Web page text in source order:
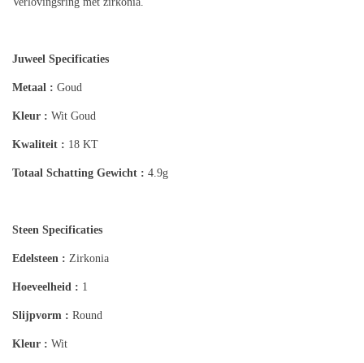
Juweel Specificaties
Metaal : Goud
Kleur : Wit Goud
Kwaliteit : 18 KT
Totaal Schatting Gewicht : 4.9g
Steen Specificaties
Edelsteen : Zirkonia
Hoeveelheid : 1
Slijpvorm : Round
Kleur : Wit